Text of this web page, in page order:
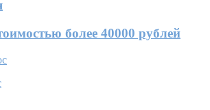
более 40000 рублей